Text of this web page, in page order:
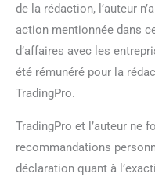
de la rédaction, l’auteur
action mentionnée dans
d’affaires avec les
été rémunéré pour la
TradingPro.
TradingPro et l’auteur ne
recommandations
déclaration quant à